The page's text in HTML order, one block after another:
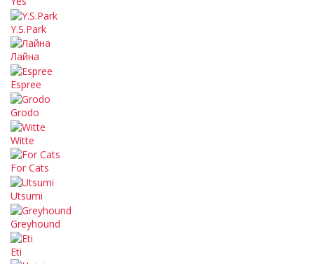
Y.S.Park
Лайна
Espree
Grodo
Witte
For Cats
Utsumi
Greyhound
Eti